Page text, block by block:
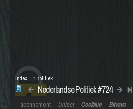
Nederlandse Politiek #724
Index » politiek
abonnement Unibet Coolblue Bitvavo